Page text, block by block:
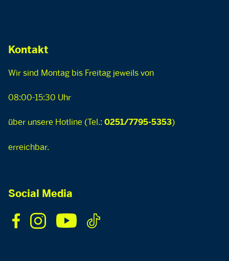
Kontakt
Wir sind Montag bis Freitag jeweils von
08:00-15:30 Uhr
über unsere Hotline (Tel.: 0251/7795-5353)
erreichbar.
Social Media